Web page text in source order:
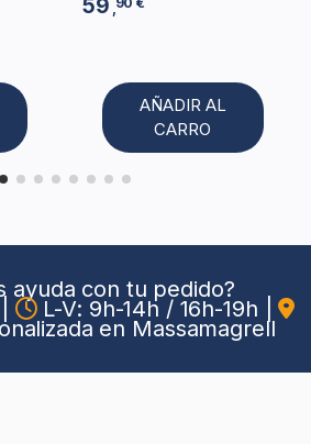
59
AÑADIR AL
CARRO
ayuda con tu pedido?
L-V: 9h-14h / 16h-19h
en Massamagrell